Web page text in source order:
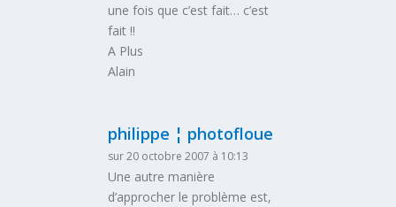
une fois que c’est fait… c’est
fait !!
A Plus
Alain
philippe ¦ photofloue
sur 20 octobre 2007 à 10:13
Une autre manière
d’approcher le problème est,